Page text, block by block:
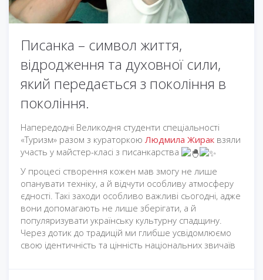
Писанка – символ життя,
відродження та духовної сили,
який передається з покоління в
покоління.
Напередодні Великодня студенти спеціальності
«Туризм» разом з кураторкою Людмила Жирак взяли
участь у майстер-класі з писанкарства
У процесі створення кожен мав змогу не лише
опанувати техніку, а й відчути особливу атмосферу
єдності. Такі заходи особливо важливі сьогодні, адже
вони допомагають не лише зберігати, а й
популяризувати українську культурну спадщину.
Через дотик до традицій ми глибше усвідомлюємо
свою ідентичність та цінність національних звичаїв